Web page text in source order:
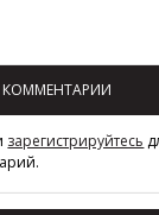
зарегистрируйтесь